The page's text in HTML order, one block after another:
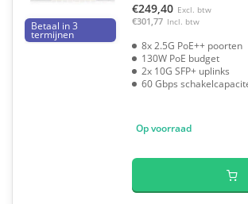
Betaal in 3
termijnen
€249,40 Excl. btw
€301,77 Incl. btw
8x 2.5G PoE++ poorten
130W PoE budget
2x 10G SFP+ uplinks
60 Gbps
Op voorraad